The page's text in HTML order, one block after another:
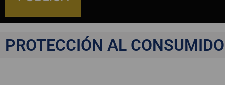
PROTECCIÓN AL